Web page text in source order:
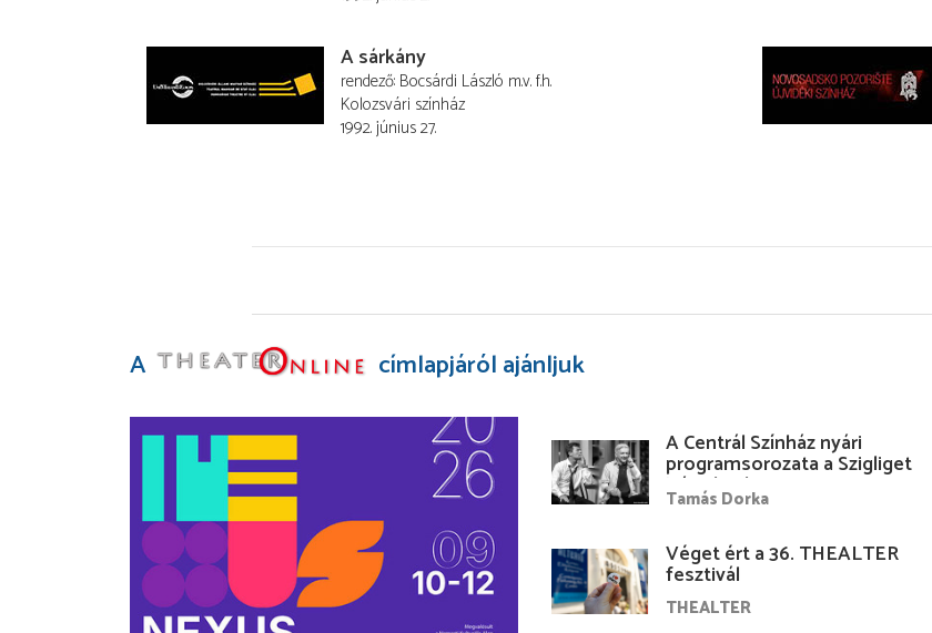
A sárkány
rendező Bocsárdi László m.v. f.h.
Kolozsvári színház
1992. június 27.
A címlapjáról ajánljuk
A Centrál Színház nyári
programsorozata a Szigliget
Várudvarban
Tamás Dorka
Véget ért a 36. THEALTER
fesztivál
THEALTER